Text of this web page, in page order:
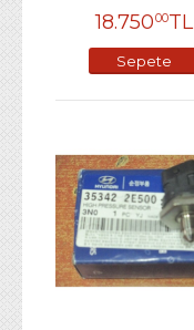
18.75000TL
Sepete